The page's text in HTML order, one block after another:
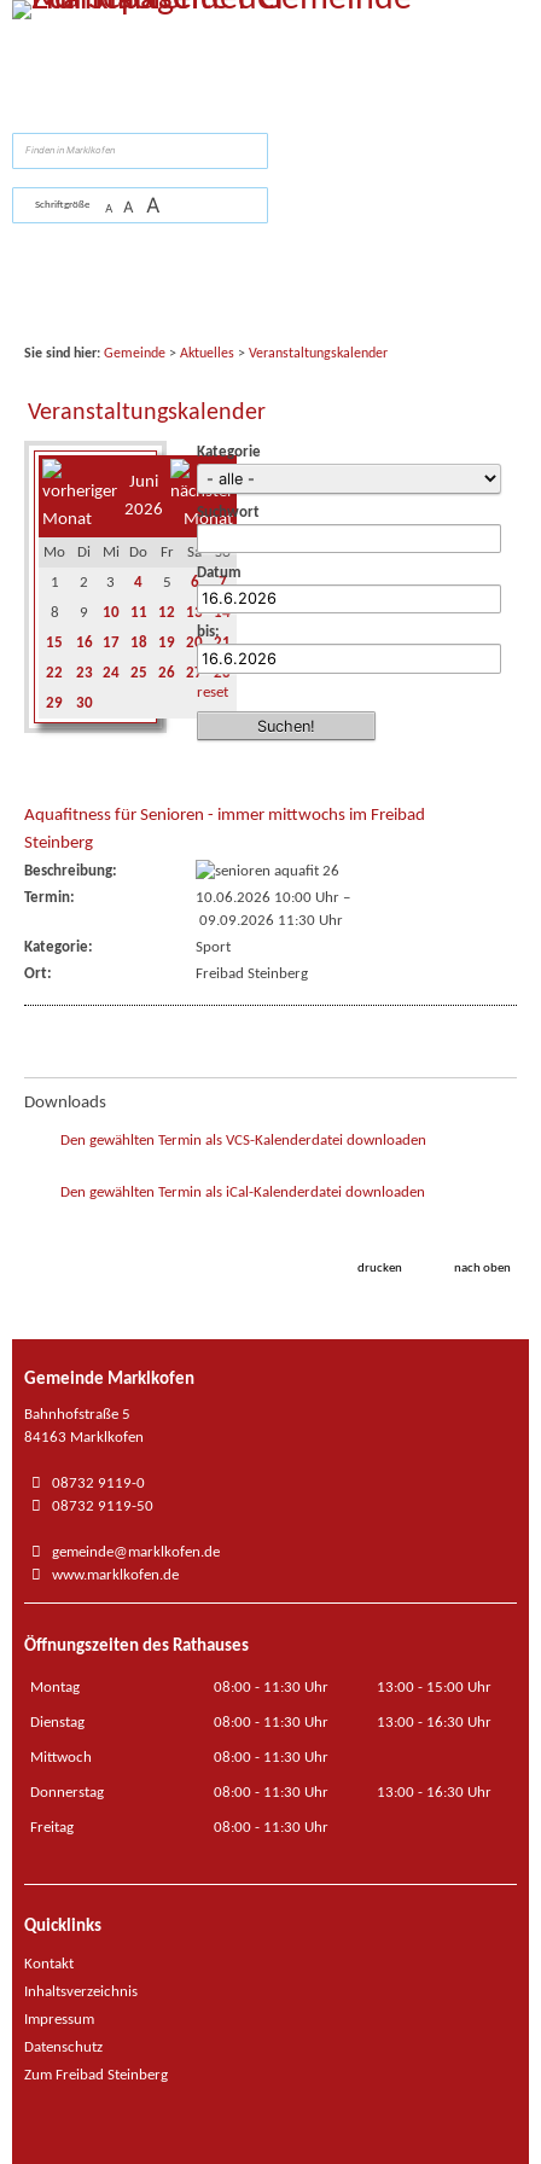
Zum Inhalt,zur Navigationoderzur Startseitespringen.
Schriftgröße A A A
Sie sind hier: Gemeinde> Aktuelles> Veranstaltungskalender
Veranstaltungskalender
Juni
2026
Mo Di Mi Do Fr Sa
So
1
2 3 4 5 6
7
8
9 10 11 12 13
14
15
16 17 18 19 20
21
22
23 24 25 26 27
28
29
30
Kategorie
Suchwort
Datum
bis:
reset
Aquafitness für Senioren - immer mittwochs im Freibad
Steinberg
Beschreibung:
Termin:
10.06.2026 10:00 Uhr–
09.09.2026 11:30 Uhr
Kategorie:
Sport
Ort:
Freibad Steinberg
Downloads
Den gewählten Termin als VCS-Kalenderdatei downloaden
Den gewählten Termin als iCal-Kalenderdatei downloaden
drucken nach oben
Gemeinde Marklkofen
Bahnhofstraße 5
84163 Marklkofen
08732 9119-0
08732 9119-50
gemeinde@marklkofen.de
www.marklkofen.de
Öffnungszeiten des Rathauses
Montag 08:00 - 11:30 Uhr 13:00 - 15:00 Uhr
Dienstag 08:00 - 11:30 Uhr 13:00 - 16:30 Uhr
Mittwoch 08:00 - 11:30 Uhr
Donnerstag 08:00 - 11:30 Uhr 13:00 - 16:30 Uhr
Freitag 08:00 - 11:30 Uhr
Quicklinks
Kontakt
Inhaltsverzeichnis
Impressum
Datenschutz
Zum Freibad Steinberg